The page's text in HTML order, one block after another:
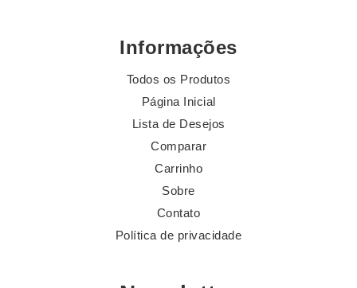
Informações
Todos os Produtos
Página Inicial
Lista de Desejos
Comparar
Carrinho
Sobre
Contato
Política de privacidade